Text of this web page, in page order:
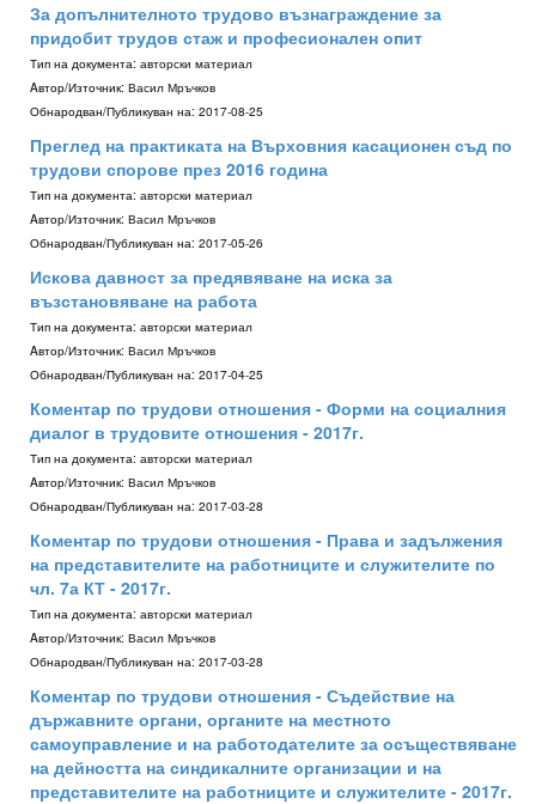
За допълнителното трудово възнаграждение за
придобит трудов стаж и професионален опит
Тип на документа: авторски материал
Aвтор/Източник: Васил Мръчков
Обнародван/Публикуван на: 2017-08-25
Преглед на практиката на Върховния касационен съд по
трудови спорове през 2016 година
Тип на документа: авторски материал
Aвтор/Източник: Васил Мръчков
Обнародван/Публикуван на: 2017-05-26
Искова давност за предявяване на иска за
възстановяване на работа
Тип на документа: авторски материал
Aвтор/Източник: Васил Мръчков
Обнародван/Публикуван на: 2017-04-25
Коментар по трудови отношения - Форми на социалния
диалог в трудовите отношения - 2017г.
Тип на документа: авторски материал
Aвтор/Източник: Васил Мръчков
Обнародван/Публикуван на: 2017-03-28
Коментар по трудови отношения - Права и задължения
на представителите на работниците и служителите по
чл. 7а КТ - 2017г.
Тип на документа: авторски материал
Aвтор/Източник: Васил Мръчков
Обнародван/Публикуван на: 2017-03-28
Коментар по трудови отношения - Съдействие на
държавните органи, органите на местното
самоуправление и на работодателите за осъществяване
на дейността на синдикалните организации и на
представителите на работниците и служителите - 2017г.